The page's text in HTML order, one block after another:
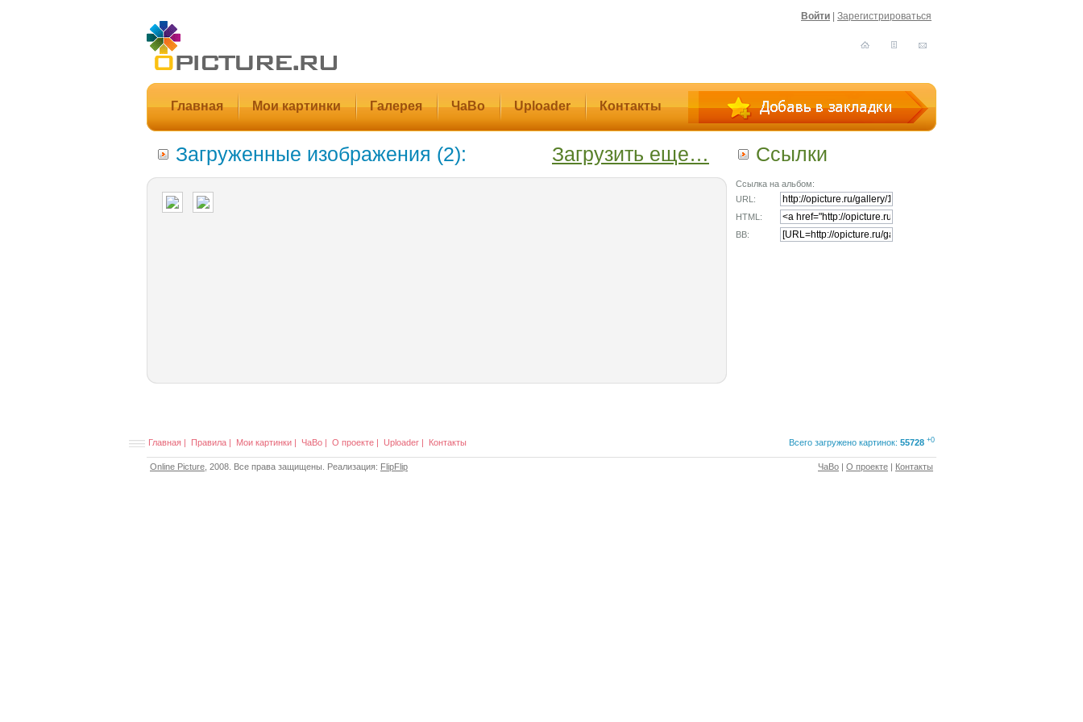
Войти Зарегистрироваться
Главная Мои картинки Галерея ЧаВо Uploader Контакты
Загрузить еще…
Загруженные изображения (2): Ссылки
Ссылка на альбом:
URL:
HTML:
BB:
Всего загружено картинок: 55728 +0
Главная | Правила | Мои картинки | ЧаВо | О проекте | Uploader | Контакты
ЧаВо | О проекте | Контакты
Online Picture , 2008. Все права защищены. Реализация: FlipFlip